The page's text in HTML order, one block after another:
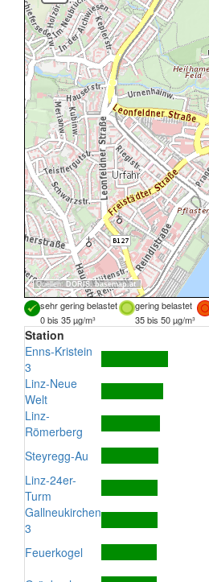
Quellen: DORIS,basemap.at
sehr gering belastet gering belastet
0 bis 35 µg/m³
35 bis 50 µg/m³
Station
Enns-Kristein
3
Linz-Neue
Welt
Linz-
Römerberg
Steyregg-Au
Linz-24er-
Turm
Gallneukirchen
3
Feuerkogel